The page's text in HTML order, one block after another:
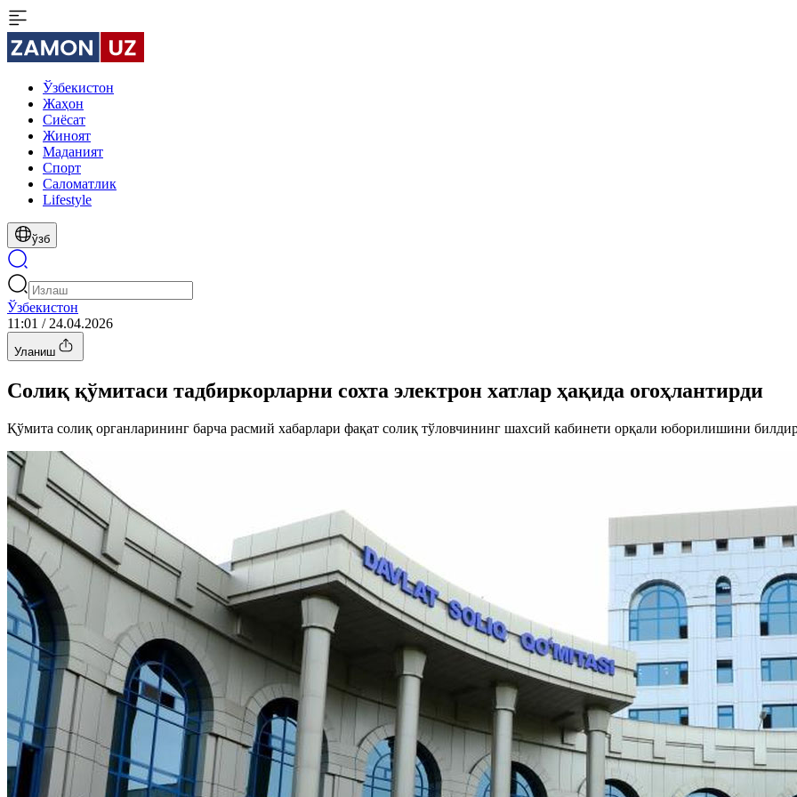
Ўзбекистон
Жаҳон
Сиёсат
Жиноят
Маданият
Спорт
Cаломатлик
Lifestyle
ўзб
Ўзбекистон
11:01 / 24.04.2026
Уланиш
Солиқ қўмитаси тадбиркорларни сохта электрон хатлар ҳақида огоҳлантирди
Қўмита солиқ органларининг барча расмий хабарлари фақат солиқ тўловчининг шахсий кабинети орқали юборилишини